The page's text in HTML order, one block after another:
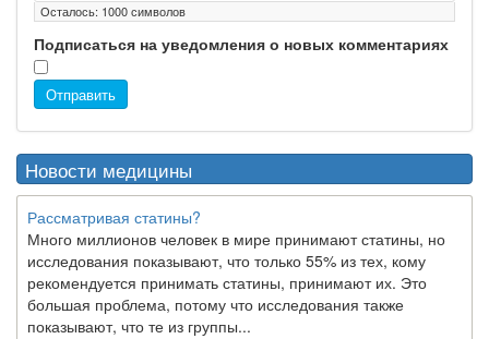
Осталось: 1000символов
Подписаться на уведомления о новых комментариях
Отправить
Новости медицины
Рассматривая статины?
Много миллионов человек в мире принимают статины, но
исследования показывают, что только 55% из тех, кому
рекомендуется принимать статины, принимают их. Это
большая проблема, потому что исследования также
показывают, что те из группы...